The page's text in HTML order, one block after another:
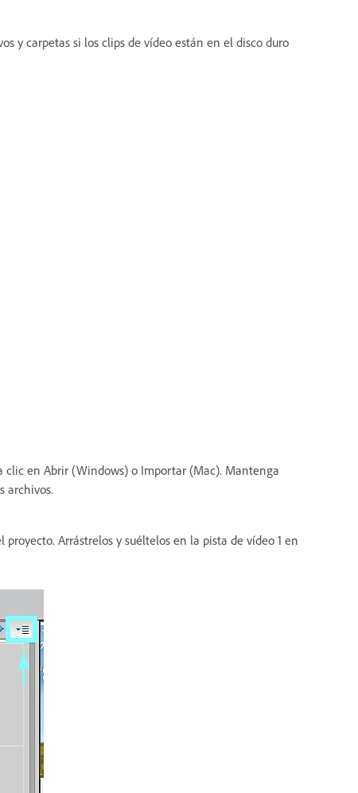
y carpetas si los clips de vídeo están en el disco duro
clic en Abrir (Windows) o Importar (Mac). Mantenga
archivos.
Arrástrelos y suéltelos en la pista de vídeo 1 en